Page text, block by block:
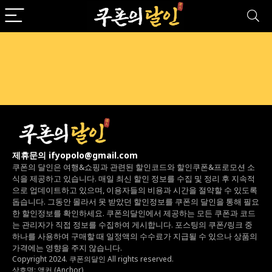
제휴문의 ifyopolo@gmail.com
쿠폰의 달인은 여행&쇼핑과 관련된 할인코드와 할인쿠폰&프로모션 소
식을 제공하고 있습니다. 매일 최신 할인 정보를 수집 및 정리 후 지속적
으로 업데이트하고 있으며, 이용자들의 비용과 시간을 절약할 수 있도록
돕습니다. 그동안 몰라서 못 받았던 할인정보를 쿠폰의 달인을 통해 필요
한 할인정보를 확인하세요. 쿠폰의달인에서 제공하는 모든 쿠폰과 코드
는 관리자가 직접 정보를 수집하여 게시합니다. 포스팅의 쿠폰/링크 중
하나를 사용하여 구매할 때 일정액의 수수료가 지급될 수 있으나상품의
가격에는 영향을 주지 않습니다.
Copyright 2024. 쿠폰의달인 All rights reserved.